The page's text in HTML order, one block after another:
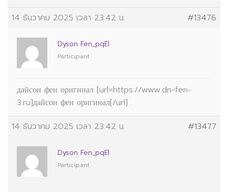
14 ธันวาคม 2025 เวลา 23:42 น.
#13476
Dyson Fen_pqEl
Participant
дайсон фен оригинал [url=https://www.dn-fen-
3.ru]дайсон фен оригинал[/url] .
14 ธันวาคม 2025 เวลา 23:42 น.
#13477
Dyson Fen_pqEl
Participant